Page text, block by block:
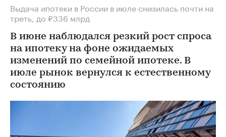
Выдача ипотеки в России в июле снизилась почти на
треть, до ₽336 млрд
В июне наблюдался резкий рост спроса
на ипотеку на фоне ожидаемых
изменений по семейной ипотеке. В
июле рынок вернулся к естественному
состоянию